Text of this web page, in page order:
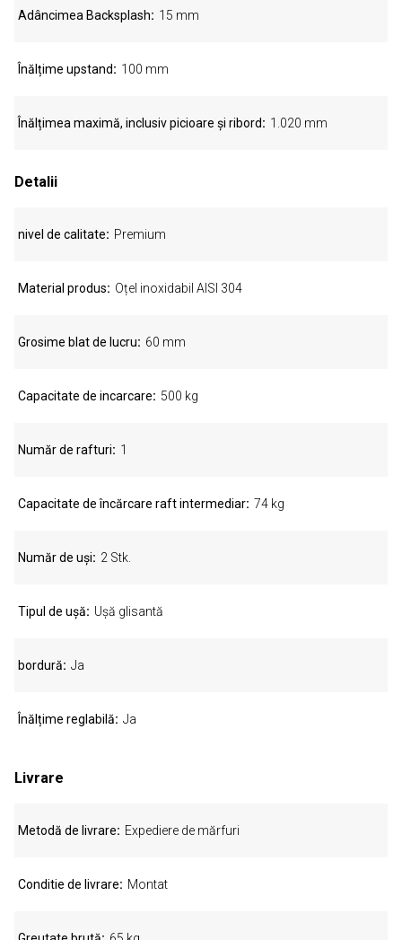
Adâncimea Backsplash 15 mm
Înălțime upstand 100 mm
Înălțimea maximă, inclusiv picioare și ribord 1.020 mm
Detalii
nivel de calitate Premium
Material produs Oțel inoxidabil AISI 304
Grosime blat de lucru 60 mm
Capacitate de incarcare 500 kg
Număr de rafturi 1
Capacitate de încărcare raft intermediar 74 kg
Număr de uși 2 Stk.
Tipul de ușă Ușă glisantă
bordură Ja
Înălțime reglabilă Ja
Livrare
Metodă de livrare Expediere de mărfuri
Conditie de livrare Montat